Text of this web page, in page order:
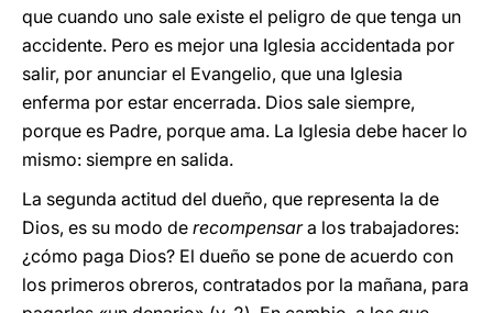
que cuando uno sale existe el peligro de que tenga un
accidente. Pero es mejor una Iglesia accidentada por
salir, por anunciar el Evangelio, que una Iglesia
enferma por estar encerrada. Dios sale siempre,
porque es Padre, porque ama. La Iglesia debe hacer lo
mismo: siempre en salida.
La segunda actitud del dueño, que representa la de
Dios, es su modo de recompensara los trabajadores:
¿cómo paga Dios? El dueño se pone de acuerdo con
los primeros obreros, contratados por la mañana, para